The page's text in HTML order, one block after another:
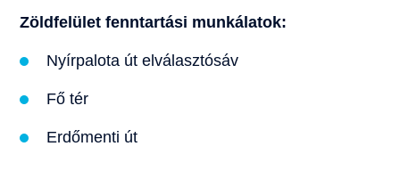
Zöldfelület fenntartási munkálatok:
Nyírpalota út elválasztósáv
Fő tér
Erdőmenti út